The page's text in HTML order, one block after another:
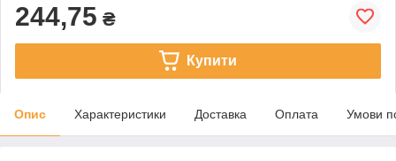
244,75 ₴
Купити
Опис Характеристики Доставка Оплата Умови